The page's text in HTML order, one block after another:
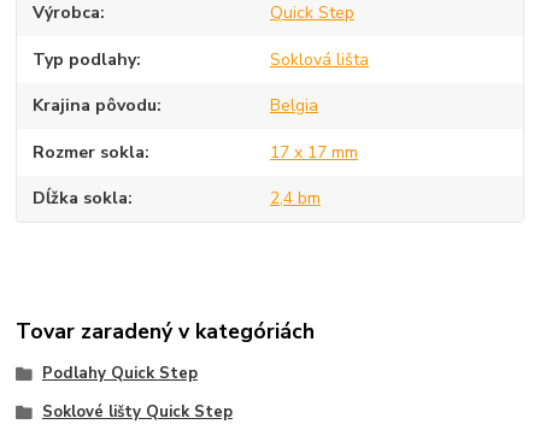
Výrobca Quick Step
Typ podlahy Soklová lišta
Krajina pôvodu Belgia
Rozmer sokla 17 x 17 mm
Dĺžka sokla 2,4 bm
Tovar zaradený v kategóriách
Podlahy Quick Step
Soklové lišty Quick Step